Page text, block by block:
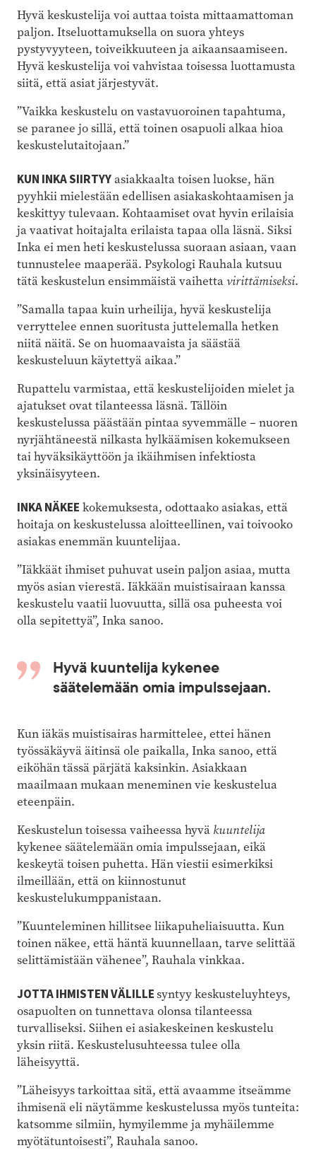
Hyvä keskustelija voi auttaa toista mittaamattoman
paljon. Itseluottamuksella on suora yhteys
pystyvyyteen, toiveikkuuteen ja aikaansaamiseen.
Hyvä keskustelija voi vahvistaa toisessa luottamusta
siitä, että asiat järjestyvät.
”Vaikka keskustelu on vastavuoroinen tapahtuma,
se paranee jo sillä, että toinen osapuoli alkaa hioa
keskustelutaitojaan.”
KUN INKA SIIRTYYasiakkaalta toisen luokse, hän
pyyhkii mielestään edellisen asiakaskohtaamisen ja
keskittyy tulevaan. Kohtaamiset ovat hyvin erilaisia
ja vaativat hoitajalta erilaista tapaa olla läsnä. Siksi
Inka ei men heti keskustelussa suoraan asiaan, vaan
tunnustelee maaperää. Psykologi Rauhala kutsuu
tätä keskustelun ensimmäistä vaihettavirittämiseksi.
”Samalla tapaa kuin urheilija, hyvä keskustelija
verryttelee ennen suoritusta juttelemalla hetken
niitä näitä. Se on huomaavaista ja säästää
keskusteluun käytettyä aikaa.”
Rupattelu varmistaa, että keskustelijoiden mielet ja
ajatukset ovat tilanteessa läsnä. Tällöin
keskustelussa päästään pintaa syvemmälle – nuoren
nyrjähtäneestä nilkasta hylkäämisen kokemukseen
tai hyväksikäyttöön ja ikäihmisen infektiosta
yksinäisyyteen.
INKA NÄKEE kokemuksesta, odottaako asiakas, että
hoitaja on keskustelussa aloitteellinen, vai toivooko
asiakas enemmän kuuntelijaa.
”Iäkkäät ihmiset puhuvat usein paljon asiaa, mutta
myös asian vierestä. Iäkkään muistisairaan kanssa
keskustelu vaatii luovuutta, sillä osa puheesta voi
olla sepitettyä”, Inka sanoo.
Hyvä kuuntelija kykenee
säätelemään omia impulssejaan.
Kun iäkäs muistisairas harmittelee, ettei hänen
työssäkäyvä äitinsä ole paikalla, Inka sanoo, että
eiköhän tässä pärjätä kaksinkin. Asiakkaan
maailmaan mukaan meneminen vie keskustelua
eteenpäin.
Keskustelun toisessa vaiheessa hyvä kuuntelija
kykenee säätelemään omia impulssejaan, eikä
keskeytä toisen puhetta. Hän viestii esimerkiksi
ilmeillään, että on kiinnostunut
keskustelukumppanistaan.
”Kuunteleminen hillitsee liikapuheliaisuutta. Kun
toinen näkee, että häntä kuunnellaan, tarve selittää
selittämistään vähenee”, Rauhala vinkkaa.
JOTTA IHMISTEN VÄLILLEsyntyy keskusteluyhteys,
osapuolten on tunnettava olonsa tilanteessa
turvalliseksi. Siihen ei asiakeskeinen keskustelu
yksin riitä. Keskustelusuhteessa tulee olla
läheisyyttä.
”Läheisyys tarkoittaa sitä, että avaamme itseämme
ihmisenä eli näytämme keskustelussa myös tunteita:
katsomme silmiin, hymyilemme ja myhäilemme
myötätuntoisesti”, Rauhala sanoo.